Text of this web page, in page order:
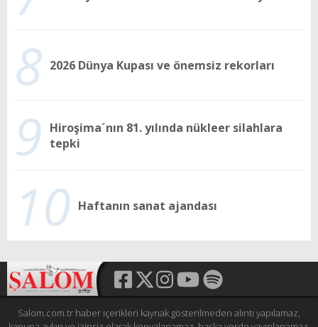
8 2026 Dünya Kupası ve önemsiz rekorları
9
Hiroşima´nın 81. yılında nükleer silahlara
tepki
10 Haftanın sanat ajandası
Salom.com.tr haber içerikleri kaynak gösterilmeden alıntı yapılamaz,